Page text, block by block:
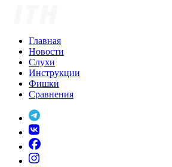
Главная
Новости
Слухи
Инструкции
Фишки
Сравнения